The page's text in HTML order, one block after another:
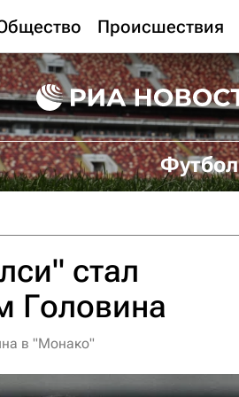
Происшествия
Футбол
стал
Головина
в "Монако"